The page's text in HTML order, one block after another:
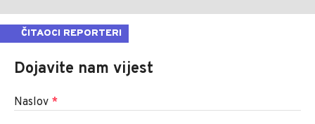
ČITAOCI REPORTERI
Dojavite nam vijest
Naslov *